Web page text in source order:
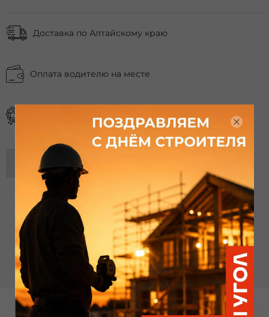
Доставка по Алтайскому краю
Оплата водителю на месте
Гарантия от производителя
Описание